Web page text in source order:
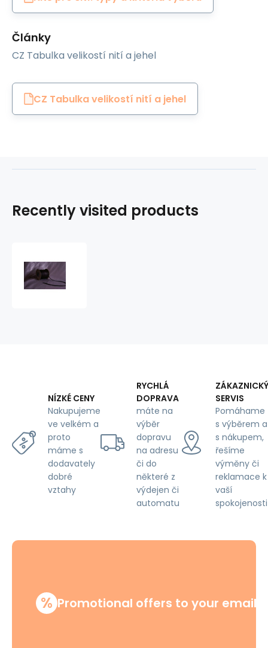
Články
CZ Tabulka velikostí nití a jehel
CZ Tabulka velikostí nití a jehel
Recently visited products
NÍZKÉ CENY
Nakupujeme
ve velkém a
proto
máme s
dodavately
dobré
vztahy
RYCHLÁ
DOPRAVA
máte na
výběr
dopravu
na adresu
či do
některé z
výdejen či
automatu
ZÁKAZNICKÝ
SERVIS
Pomáhame
s výběrem a
s nákupem,
řešíme
výměny či
reklamace k
vaší
spokojenosti
% Promotional offers to your email